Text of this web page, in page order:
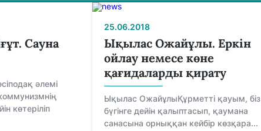
Сауна
әлемі
көтеріліп
25.06.2018
Ықылас Ожайұлы. Еркін
ойлау немесе көне
қағидаларды қирату
Ықылас ОжайұлыҚұрметті қауым, біз
бүгінге дейін қалыптасып, қаумана
санасына орныққан кейбір көзқара...